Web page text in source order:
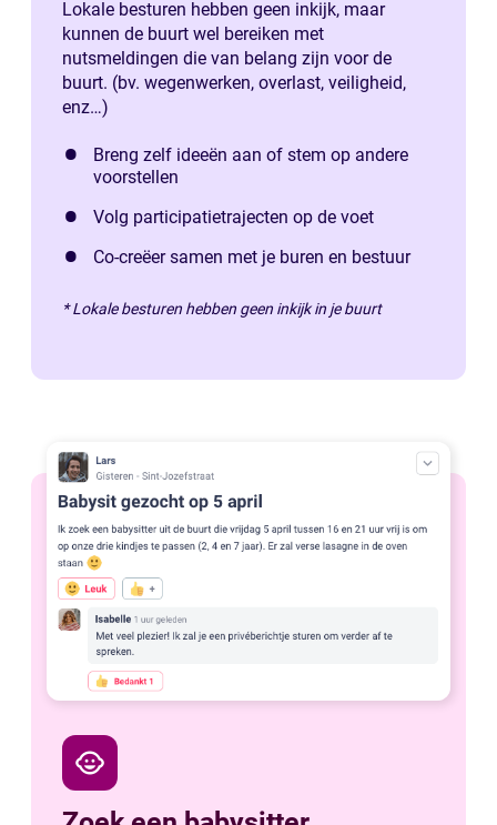
Lokale besturen hebben geen inkijk, maar
kunnen de buurt wel bereiken met
nutsmeldingen die van belang zijn voor de
buurt. (bv. wegenwerken, overlast, veiligheid,
enz…)
Breng zelf ideeën aan of stem op andere
voorstellen
Volg participatietrajecten op de voet
Co-creëer samen met je buren en bestuur
* Lokale besturen hebben geen inkijk in je buurt
child_care